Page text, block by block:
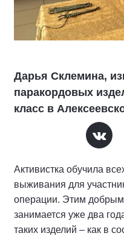
Дарья Склемина,
паракордовых
класс в
Активистка обучила
выживания для
операции. Этим
занимается уже два
таких изделий – как в